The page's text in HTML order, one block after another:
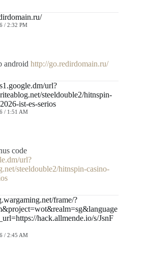
/ 2:32 PM
android http://go.redirdomain.ru/
url?
steeldouble2/hitnspin-
ist-es-serios
/ 1:51 AM
code
url?
steeldouble2/hitnspin-casino-
frame/?
hack.allmende.io/s/JsnF
/ 2:45 AM